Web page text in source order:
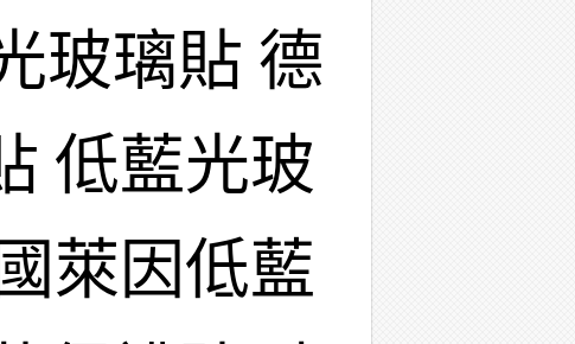
玻璃貼 德
低藍光玻
萊因低藍